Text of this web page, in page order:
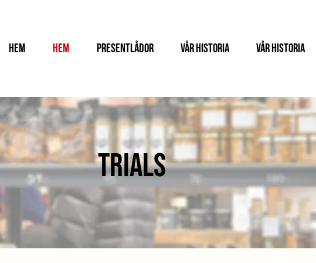
Hem Hem Presentlådor Vår historia Vår historia
Trials